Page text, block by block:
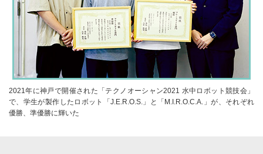
2021年に神戸で開催された「テクノオーシャン2021 水中ロボット競技会」
で、学生が製作したロボット「J.E.R.O.S.」と「M.I.R.O.C.A.」が、それぞれ
優勝、準優勝に輝いた